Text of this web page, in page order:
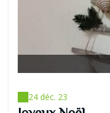
24 déc. 23